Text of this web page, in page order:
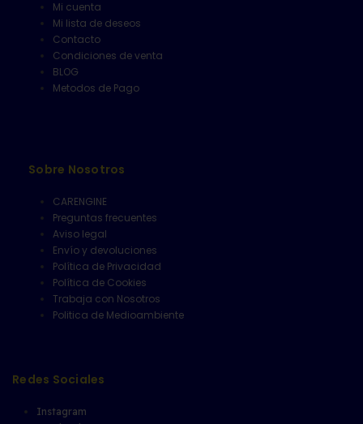
Mi cuenta
Mi lista de deseos
Contacto
Condiciones de venta
BLOG
Metodos de Pago
Sobre Nosotros
CARENGINE
Preguntas frecuentes
Aviso legal
Envío y devoluciones
Política de Privacidad
Política de Cookies
Trabaja con Nosotros
Politica de Medioambiente
Redes Sociales
Instagram